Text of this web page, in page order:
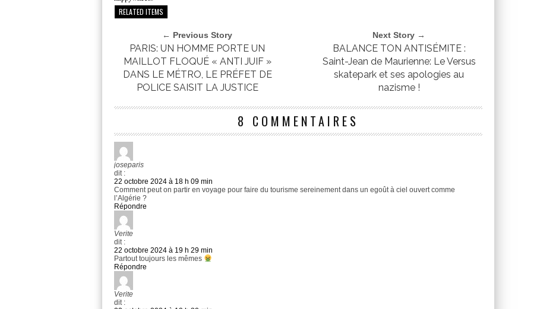
RELATED ITEMS
← Previous Story
PARIS: UN HOMME PORTE UN
MAILLOT FLOQUÉ « ANTI JUIF »
DANS LE MÉTRO, LE PRÉFET DE
POLICE SAISIT LA JUSTICE
Next Story →
BALANCE TON ANTISÉMITE :
Saint-Jean de Maurienne: Le Versus
skatepark et ses apologies au
nazisme !
8 COMMENTAIRES
joseparis
dit :
22 octobre 2024 à 18 h 09 min
Comment peut on partir en voyage pour faire du tourisme sereinement dans un egoût à ciel ouvert comme
l’Algérie ?
Répondre
Verite
dit :
22 octobre 2024 à 19 h 29 min
Partout toujours les mêmes
Répondre
Verite
dit :